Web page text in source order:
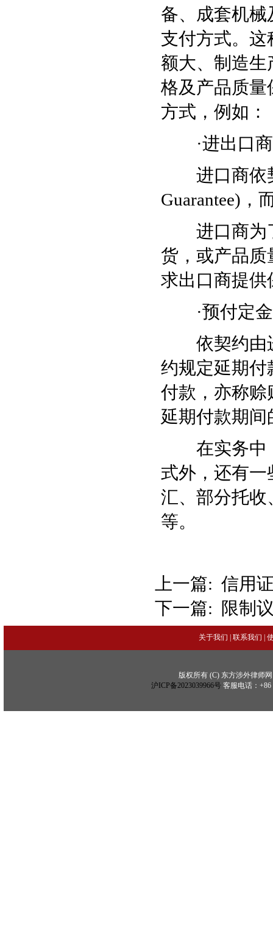
备、成套机
支付方式。
额大、制造生
格及产品质量
方式，例如：
·进出口商
进口商依契
Guarantee)，
进口商为了
货，或产品
求出口商提供
·预付定金
依契约由进
约规定延期付
付款，亦称赊
延期付款期间
在实务中，
式外，还有
汇、部分托收
等。
上一篇: 信用
下一篇: 限制
关于我们 联系我们
版权所有 (C) 东方涉外律师网
沪ICP备2023039966号客服电话：+86